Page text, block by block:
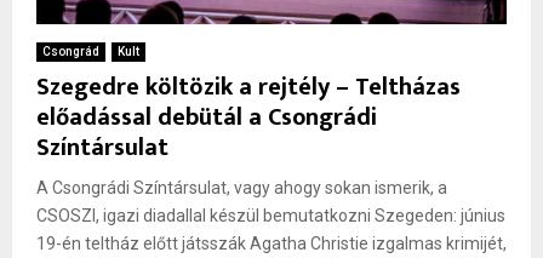
Csongrád Kult
Szegedre költözik a rejtély – Teltházas
előadással debütál a Csongrádi
Színtársulat
A Csongrádi Színtársulat, vagy ahogy sokan ismerik, a
CSOSZI, igazi diadallal készül bemutatkozni Szegeden: június
19-én teltház előtt játsszák Agatha Christie izgalmas krimijét,